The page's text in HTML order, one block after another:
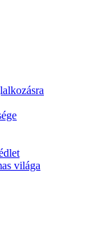
világa